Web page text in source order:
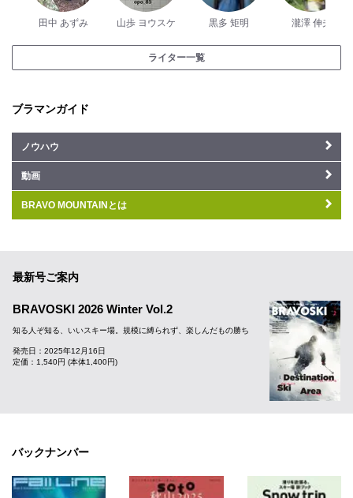
田中 あずみ 山歩 ヨウスケ 黒多 矩明 瀧澤 伸夫
ライター一覧
ブラマンガイド
ノウハウ
動画
BRAVO MOUNTAINとは
最新号ご案内
BRAVOSKI 2026 Winter Vol.2
知る人ぞ知る、いいスキー場。規模に縛られず、楽しんだもの勝ち
発売日：2025年12月16日
定価：1,540円 (本体1,400円)
バックナンバー